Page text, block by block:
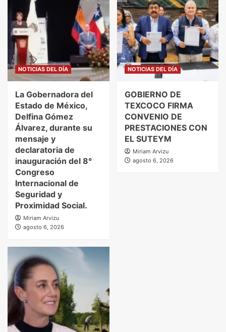
NOTICIAS DEL DÍA
La Gobernadora del
Estado de México,
Delfina Gómez
Álvarez, durante su
mensaje y
declaratoria de
inauguración del 8°
Congreso
Internacional de
Seguridad y
Proximidad Social.
Miriam Arvizu
agosto 6, 2026
NOTICIAS DEL DÍA
GOBIERNO DE
TEXCOCO FIRMA
CONVENIO DE
PRESTACIONES CON
EL SUTEYM
Miriam Arvizu
agosto 6, 2026